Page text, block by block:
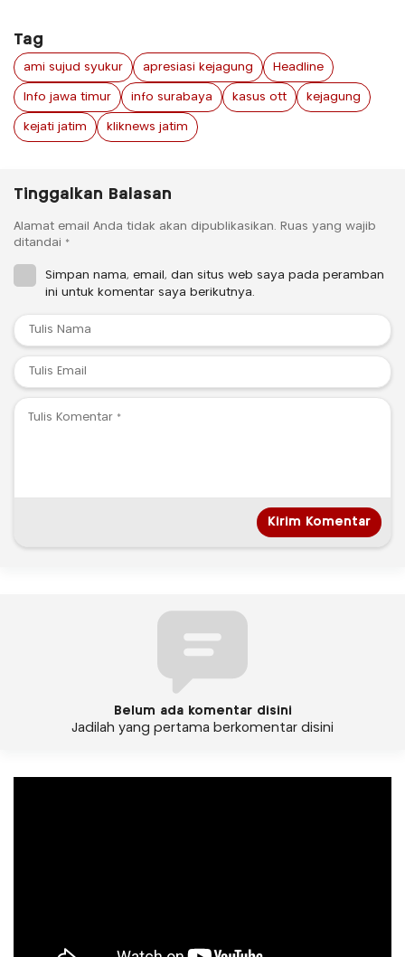
Tag
ami sujud syukur apresiasi kejagung Headline
Info jawa timur info surabaya kasus ott kejagung
kejati jatim kliknews jatim
Tinggalkan Balasan
Alamat email Anda tidak akan dipublikasikan. Ruas yang wajib
ditandai *
Simpan nama, email, dan situs web saya pada peramban
ini untuk komentar saya berikutnya.
Belum ada komentar disini
Jadilah yang pertama berkomentar disini